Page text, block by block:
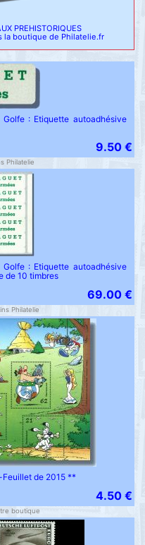
PREHISTORIQUES
la boutique de Philatelie.fr
: Etiquette autoadhésive
9.50 €
Philatelie
: Etiquette autoadhésive
de 10 timbres
69.00 €
Philatelie
Feuillet de 2015 **
4.50 €
boutique